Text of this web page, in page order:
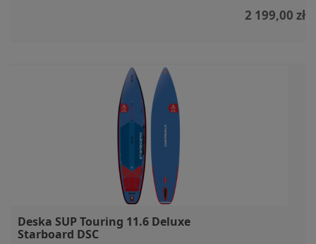
2 199,00 zł
Deska SUP Touring 11.6 Deluxe
Starboard DSC